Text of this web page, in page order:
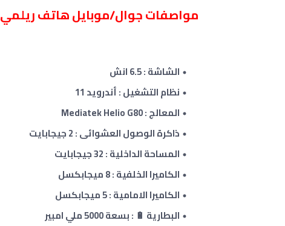
مواصفات جوال/موبايل هاتف ريلمي Realme C20A :
الشاشة : 6.5 انش
نظام التشغيل : أندرويد 11
المعالج : Mediatek Helio G80
ذاكرة الوصول العشوائى : 2 جيجابايت
المساحة الداخلية :32جيجابايت
الكاميرا الخلفية : 8 ميجابكسل
الكاميرا الامامية : 5 ميجابكسل
البطارية 🔋 : بسعة 5000 ملي امبير